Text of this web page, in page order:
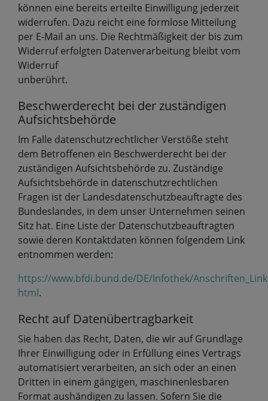
können eine bereits erteilte Einwilligung jederzeit
widerrufen. Dazu reicht eine formlose Mitteilung
per E-Mail an uns. Die Rechtmäßigkeit der bis zum
Widerruf erfolgten Datenverarbeitung bleibt vom
Widerruf
unberührt.
Beschwerderecht bei der zuständigen
Aufsichtsbehörde
Im Falle datenschutzrechtlicher Verstöße steht
dem Betroffenen ein Beschwerderecht bei der
zuständigen Aufsichtsbehörde zu. Zuständige
Aufsichtsbehörde in datenschutzrechtlichen
Fragen ist der Landesdatenschutzbeauftragte des
Bundeslandes, in dem unser Unternehmen seinen
Sitz hat. Eine Liste der Datenschutzbeauftragten
sowie deren Kontaktdaten können folgendem Link
entnommen werden:
https://www.bfdi.bund.de/DE/Infothek/
html.
Recht auf Datenübertragbarkeit
Sie haben das Recht, Daten, die wir auf Grundlage
Ihrer Einwilligung oder in Erfüllung eines Vertrags
automatisiert verarbeiten, an sich oder an einen
Dritten in einem gängigen, maschinenlesbaren
Format aushändigen zu lassen. Sofern Sie die